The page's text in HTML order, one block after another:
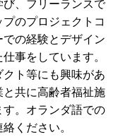
、フリーランスで
のプロジェクトコ
の経験とデザイン
事をしています。
ト等にも興味があ
と共に高齢者福祉施
。オランダ語での
ください。